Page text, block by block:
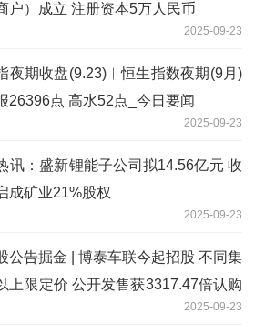
户）成立 注册资本5万人民币
2025-09-23
夜期收盘(9.23)︱恒生指数夜期(9月)
26396点 高水52点_今日要闻
2025-09-23
讯：盛新锂能子公司拟14.56亿元 收
成矿业21%股权
2025-09-23
公告掘金 | 博泰车联今起招股 不同集
上限定价 公开发售获3317.47倍认购
2025-09-23